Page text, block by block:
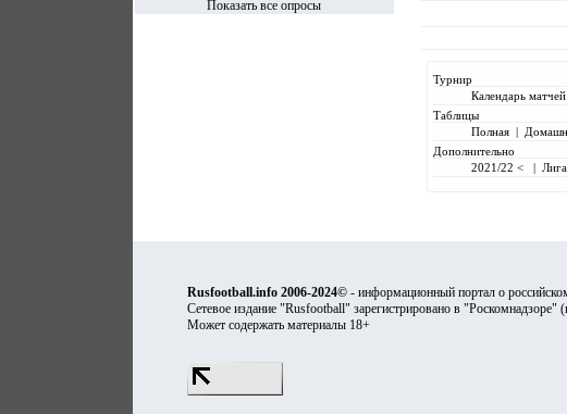
Показать все опросы
Турнир
Календарь матчей
Таблицы
Полная|
Дополнительно
2021/22 <
|
Rusfootball.info 2006-2024© - информационный портал о
Сетевое издание "Rusfootball" зарегистрировано в "Роскомнадзоре" (
Может содержать материалы 18+